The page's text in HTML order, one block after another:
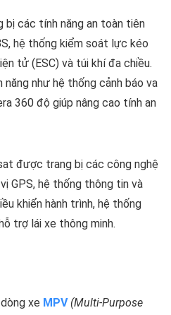
bị các tính năng an toàn tiên
hệ thống kiểm soát lực kéo
tử (ESC) và túi khí đa chiều.
năng như hệ thống cảnh báo va
360 độ giúp nâng cao tính an
được trang bị các công nghệ
GPS, hệ thống thông tin và
khiển hành trình, hệ thống
trợ lái xe thông minh.
xe MPV (Multi-Purpose